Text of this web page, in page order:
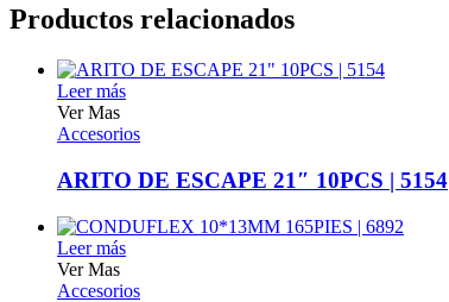
Productos relacionados
Leer más
Ver Mas
Accesorios
ARITO DE ESCAPE 21″ 10PCS | 5154
Leer más
Ver Mas
Accesorios